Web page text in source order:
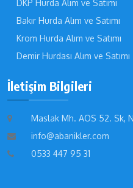
DKP Hurda Alım ve Satımı
Bakır Hurda Alım ve Satımı
Krom Hurda Alım ve Satımı
Demir Hurdası Alım ve Satımı
İletişim Bilgileri
Maslak Mh. AOS 52. Sk,
info@abanikler.com
0533 447 95 31